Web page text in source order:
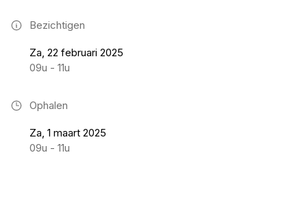
Bezichtigen
Za, 22 februari 2025
09u - 11u
Ophalen
Za, 1 maart 2025
09u - 11u